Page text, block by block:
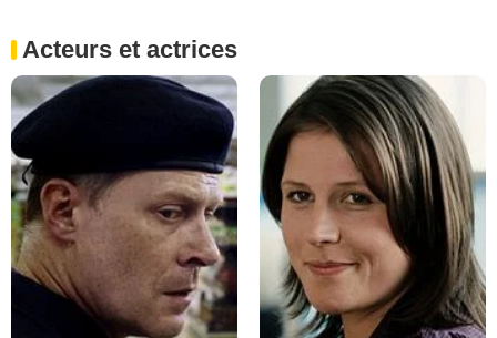
Acteurs et actrices